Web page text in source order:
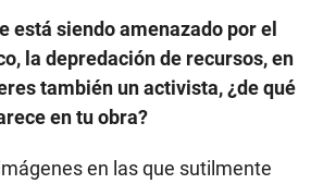
está siendo amenazado por el
la depredación de recursos, en
también un activista, ¿de qué
en tu obra?
en las que sutilmente